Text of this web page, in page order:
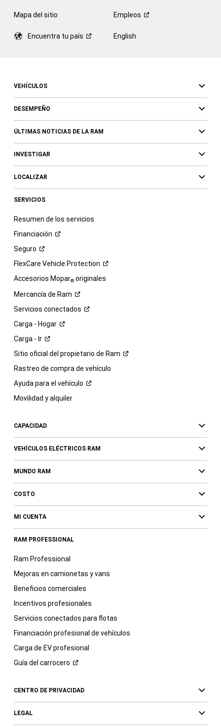
Mapa del sitio Empleos
Encuentra tu país English
VEHÍCULOS
DESEMPEÑO
ÚLTIMAS NOTICIAS DE LA RAM
INVESTIGAR
LOCALIZAR
SERVICIOS
Resumen de los servicios
Financiación
Seguro
FlexCare Vehicle Protection
Accesorios Mopar®originales
Mercancía de Ram
Servicios conectados
Carga - Hogar
Carga - Ir
Sitio oficial del propietario de Ram
Rastreo de compra de vehículo
Ayuda para el vehículo
Movilidad y alquiler
CAPACIDAD
VEHÍCULOS ELÉCTRICOS RAM
MUNDO RAM
COSTO
MI CUENTA
RAM PROFESSIONAL
Ram Professional
Mejoras en camionetas y vans
Beneficios comerciales
Incentivos profesionales
Servicios conectados para flotas
Financiación profesional de vehículos
Carga de EV profesional
Guía del carrocero
CENTRO DE PRIVACIDAD
LEGAL